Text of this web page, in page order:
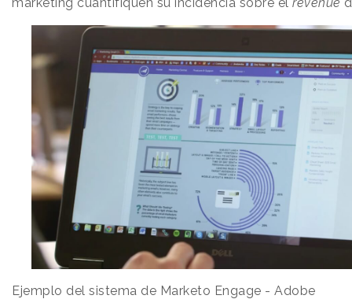
Ejemplo del sistema de Marketo Engage - Adobe